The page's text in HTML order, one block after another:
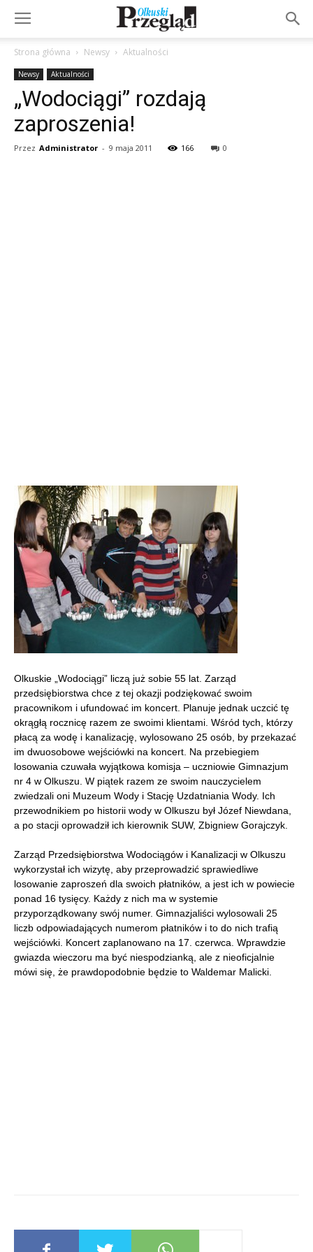
Strona główna Newsy Aktualności
Newsy Aktualności
„Wodociągi” rozdają
zaproszenia!
Przez Administrator - 9 maja 2011 166 0
Olkuskie „Wodociągi” liczą już sobie 55 lat. Zarząd
przedsiębiorstwa chce z tej okazji podziękować swoim
pracownikom i ufundować im koncert. Planuje jednak uczcić tę
okrągłą rocznicę razem ze swoimi klientami. Wśród tych, którzy
płacą za wodę i kanalizację, wylosowano 25 osób, by przekazać
im dwuosobowe wejściówki na koncert. Na przebiegiem
losowania czuwała wyjątkowa komisja – uczniowie Gimnazjum
nr 4 w Olkuszu. W piątek razem ze swoim nauczycielem
zwiedzali oni Muzeum Wody i Stację Uzdatniania Wody. Ich
przewodnikiem po historii wody w Olkuszu był Józef Niewdana,
a po stacji oprowadził ich kierownik SUW, Zbigniew Gorajczyk.
Zarząd Przedsiębiorstwa Wodociągów i Kanalizacji w Olkuszu
wykorzystał ich wizytę, aby przeprowadzić sprawiedliwe
losowanie zaproszeń dla swoich płatników, a jest ich w powiecie
ponad 16 tysięcy. Każdy z nich ma w systemie
przyporządkowany swój numer. Gimnazjaliści wylosowali 25
liczb odpowiadających numerom płatników i to do nich trafią
wejściówki. Koncert zaplanowano na 17. czerwca. Wprawdzie
gwiazda wieczoru ma być niespodzianką, ale z nieoficjalnie
mówi się, że prawdopodobnie będzie to Waldemar Malicki.